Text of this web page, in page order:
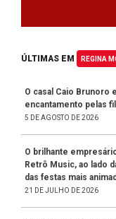
ÚLTIMAS EM REGINA
O casal Caio Brunoro
encantamento pelas
5 DE AGOSTO DE 2026
O brilhante
Retrô Music, ao lado
das festas mais
21 DE JULHO DE 2026